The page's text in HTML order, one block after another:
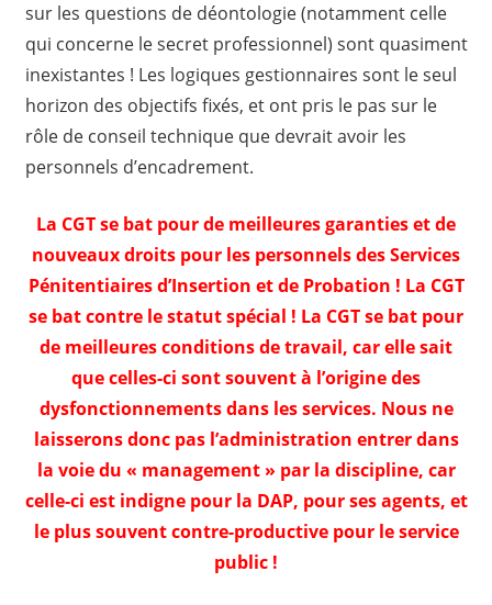
sur les questions de déontologie (notamment celle
qui concerne le secret professionnel) sont quasiment
inexistantes ! Les logiques gestionnaires sont le seul
horizon des objectifs fixés, et ont pris le pas sur le
rôle de conseil technique que devrait avoir les
personnels d’encadrement.
La CGT se bat pour de meilleures garanties et de
nouveaux droits pour les personnels des Services
Pénitentiaires d’Insertion et de Probation ! La CGT
se bat contre le statut spécial ! La CGT se bat pour
de meilleures conditions de travail, car elle sait
que celles-ci sont souvent à l’origine des
dysfonctionnements dans les services. Nous ne
laisserons donc pas l’administration entrer dans
la voie du « management » par la discipline, car
celle-ci est indigne pour la DAP, pour ses agents, et
le plus souvent contre-productive pour le service
public !